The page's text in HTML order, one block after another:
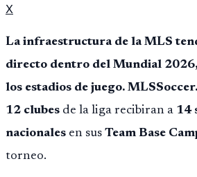
X
La infraestructura de la MLS
directo dentro del Mundial
los estadios de juego.
12 clubes de la liga recibiran a 14
nacionales en sus Team Base
torneo.